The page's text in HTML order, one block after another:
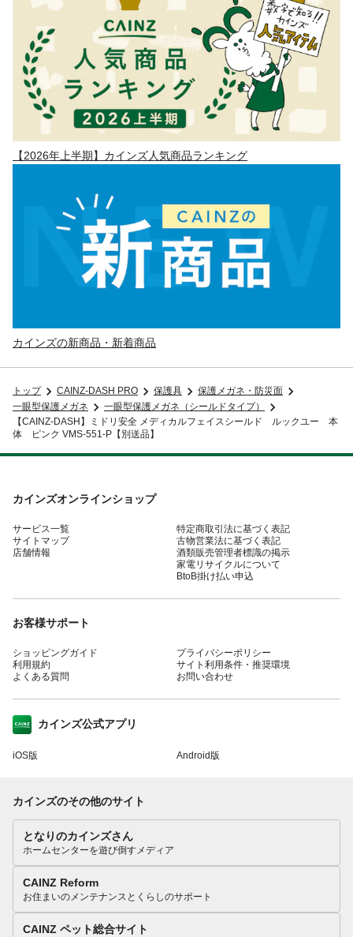
【2026年上半期】カインズ人気商品ランキング
カインズの新商品・新着商品
トップ CAINZ-DASH PRO 保護具
保護メガネ・防災面
一眼型保護メガネ
一眼型保護メガネ（シールドタイプ）
【CAINZ-DASH】ミドリ安全 メディカルフェイスシールド ルックユー 本
体 ピンク VMS-551-P【別送品】
カインズオンラインショップ
サービス一覧
サイトマップ
店舗情報
特定商取引法に基づく表記
古物営業法に基づく表記
酒類販売管理者標識の掲示
家電リサイクルについて
BtoB掛け払い申込
お客様サポート
ショッピングガイド
利用規約
よくある質問
プライバシーポリシー
サイト利用条件・推奨環境
お問い合わせ
カインズ公式アプリ
iOS版 Android版
カインズのその他のサイト
となりのカインズさん
ホームセンターを遊び倒すメディア
CAINZ Reform
お住まいのメンテナンスとくらしのサポート
CAINZ ペット総合サイト